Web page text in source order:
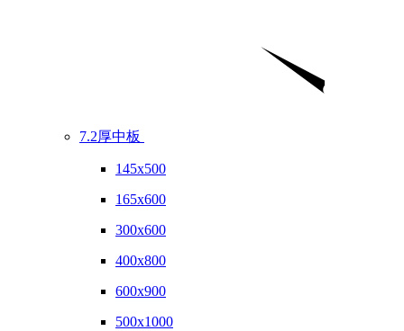
7.2厚中板
145x500
165x600
300x600
400x800
600x900
500x1000